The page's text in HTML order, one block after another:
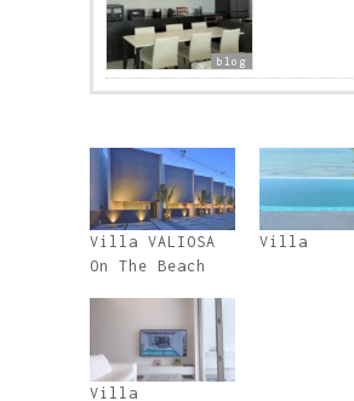
blog
Villa VALIOSA
On The Beach
Villa
Villa